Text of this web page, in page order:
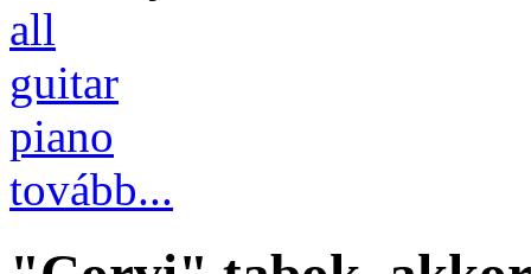
all
guitar
piano
tovább...